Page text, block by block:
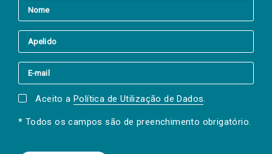
Aceito a Política de Utilização de Dados.
* Todos os campos são de preenchimento obrigatório.